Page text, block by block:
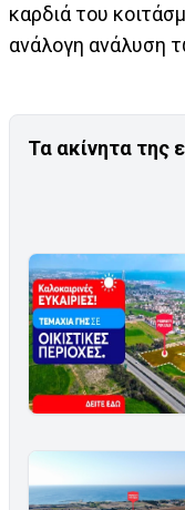
καρδιά του
ανάλογη ανάλυση
Τα ακίνητα της